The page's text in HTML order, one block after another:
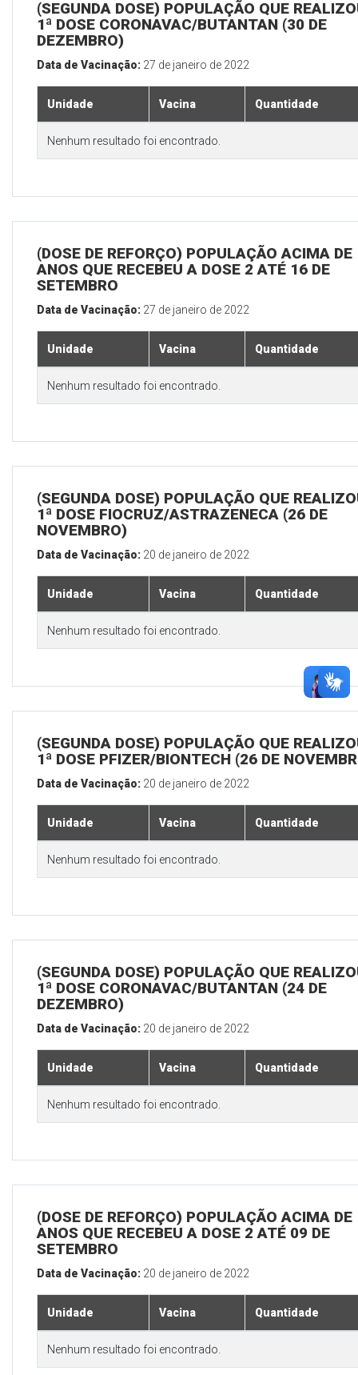
(SEGUNDA DOSE) POPULAÇÃO QUE
1ª DOSE CORONAVAC/BUTANTAN (30 DE
DEZEMBRO)
Data de Vacinação: 27 de janeiro de 2022
Unidade Vacina Quantidade
Nenhum resultado foi encontrado.
(DOSE DE REFORÇO) POPULAÇÃO ACIMA DE
ANOS QUE RECEBEU A DOSE 2 ATÉ 16 DE
SETEMBRO
Data de Vacinação: 27 de janeiro de 2022
Unidade Vacina Quantidade
Nenhum resultado foi encontrado.
(SEGUNDA DOSE) POPULAÇÃO QUE
1ª DOSE FIOCRUZ/ASTRAZENECA (26 DE
NOVEMBRO)
Data de Vacinação: 20 de janeiro de 2022
Unidade Vacina Quantidade
Nenhum resultado foi encontrado.
(SEGUNDA DOSE) POPULAÇÃO QUE
1ª DOSE PFIZER/BIONTECH (26 DE
Data de Vacinação: 20 de janeiro de 2022
Unidade Vacina Quantidade
Nenhum resultado foi encontrado.
(SEGUNDA DOSE) POPULAÇÃO QUE
1ª DOSE CORONAVAC/BUTANTAN (24 DE
DEZEMBRO)
Data de Vacinação: 20 de janeiro de 2022
Unidade Vacina Quantidade
Nenhum resultado foi encontrado.
(DOSE DE REFORÇO) POPULAÇÃO ACIMA DE
ANOS QUE RECEBEU A DOSE 2 ATÉ 09 DE
SETEMBRO
Data de Vacinação: 20 de janeiro de 2022
Unidade Vacina Quantidade
Nenhum resultado foi encontrado.